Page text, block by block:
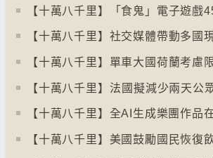
【十萬八千里】社交媒體帶動多國
【十萬八千里】⁠法國擬減少兩天公
【十萬八千里】美國鼓勵國民恢復